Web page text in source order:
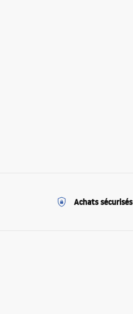
Achats sécurisés